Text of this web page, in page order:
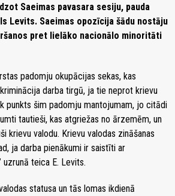
Saeimas pavasara sesiju, pauda
Levits. Saeimas opozīcija šādu nostāju
pret lielāko nacionālo minoritāti
padomju okupācijas sekas, kas
darba tirgū, ja tie neprot krievu
punkts šim padomju mantojumam, jo citādi
tautieši, kas atgriežas no ārzemēm, un
krievu valodu. Krievu valodas zināšanas
ja darba pienākumi ir saistīti ar
teica E. Levits.
statusa un tās lomas ikdienā